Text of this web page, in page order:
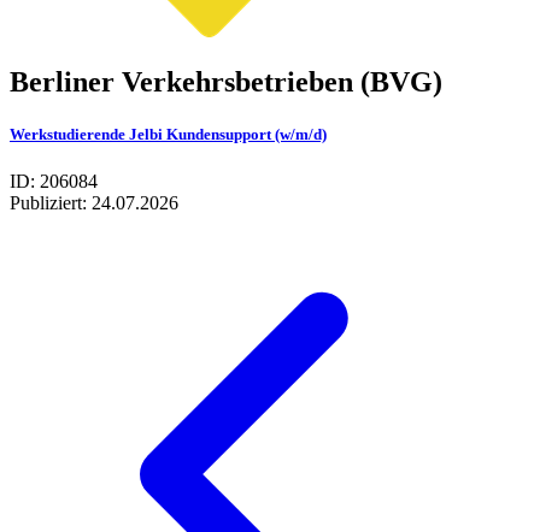
Berliner Verkehrsbetrieben (BVG)
Werkstudierende Jelbi Kundensupport (w/m/d)
ID: 206084
Publiziert: 24.07.2026